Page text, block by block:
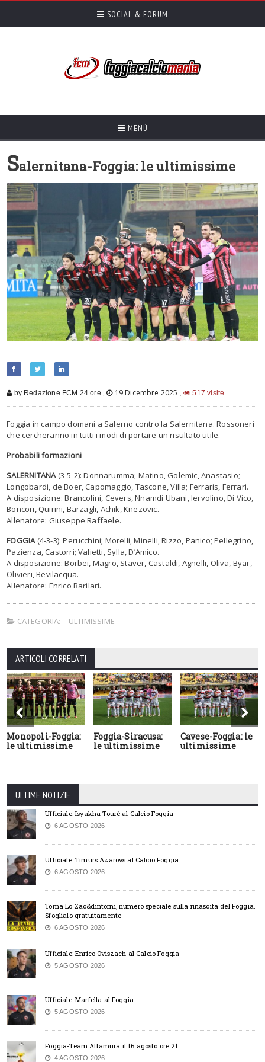
SOCIAL & FORUM
MENÙ
Salernitana-Foggia: le ultimissime
by Redazione FCM 24 ore , 19 Dicembre 2025 , 517 visite
Foggia in campo domani a Salerno contro la Salernitana. Rossoneri
che cercheranno in tutti i modi di portare un risultato utile.
Probabili formazioni
SALERNITANA(3-5-2): Donnarumma; Matino, Golemic, Anastasio;
Longobardi, de Boer, Capomaggio, Tascone, Villa; Ferraris, Ferrari.
A disposizione: Brancolini, Cevers, Nnamdi Ubani, Iervolino, Di Vico,
Boncori, Quirini, Barzagli, Achik, Knezovic.
Allenatore: Giuseppe Raffaele.
FOGGIA(4-3-3): Perucchini; Morelli, Minelli, Rizzo, Panico; Pellegrino,
Pazienza, Castorri; Valietti, Sylla, D’Amico.
A disposizione: Borbei, Magro, Staver, Castaldi, Agnelli, Oliva, Byar,
Olivieri, Bevilacqua.
Allenatore: Enrico Barilari.
CATEGORIA: ULTIMISSIME
ARTICOLI CORRELATI
Monopoli-Foggia:
le ultimissime
Foggia-Siracusa:
le ultimissime
Cavese-Foggia: le
ultimissime
ULTIME NOTIZIE
Ufficiale: Isyakha Tourè al Calcio Foggia
6 AGOSTO 2026
Ufficiale: Timurs Azarovs al Calcio Foggia
6 AGOSTO 2026
Torna Lo Zac&dintorni, numero speciale sulla rinascita del Foggia.
Sfoglialo gratuitamente
6 AGOSTO 2026
Ufficiale: Enrico Oviszach al Calcio Foggia
5 AGOSTO 2026
Ufficiale: Marfella al Foggia
5 AGOSTO 2026
Foggia-Team Altamura il 16 agosto ore 21
4 AGOSTO 2026